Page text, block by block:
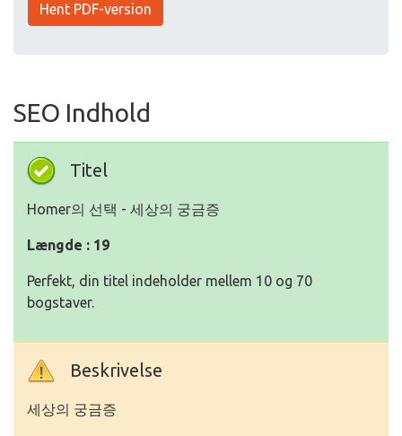
Hent PDF-version
SEO Indhold
Titel
Homer의 선택 - 세상의 궁금증
Længde : 19
Perfekt, din titel indeholder mellem 10 og 70
bogstaver.
Beskrivelse
세상의 궁금증